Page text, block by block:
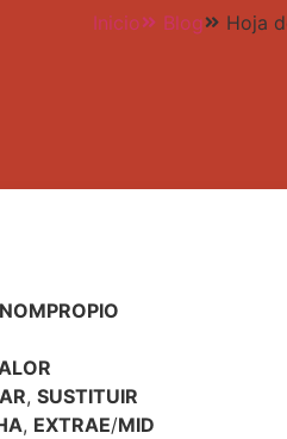
Inicio Blog Hoja
NOMPROPIO
, SUSTITUIR
, EXTRAE/MID